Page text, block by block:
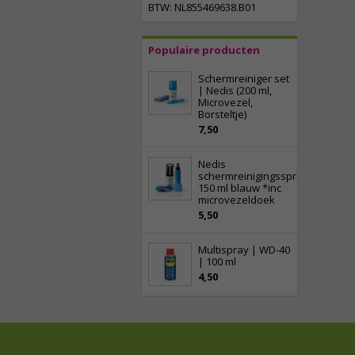
BTW: NL855469638.B01
Populaire producten
Schermreiniger set
| Nedis (200 ml,
Microvezel,
Borsteltje)
7,50
Nedis
schermreinigingsspray
150 ml blauw *inc
microvezeldoek
5,50
Multispray | WD-40
| 100 ml
4,50